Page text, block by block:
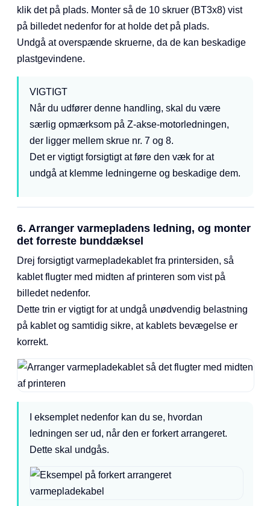
klik det på plads. Monter så de 10 skruer (BT3x8) vist
på billedet nedenfor for at holde det på plads.
Undgå at overspænde skruerne, da de kan beskadige
plastgevindene.
VIGTIGT
Når du udfører denne handling, skal du være
særlig opmærksom på Z-akse-motorledningen,
der ligger mellem skrue nr. 7 og 8.
Det er vigtigt forsigtigt at føre den væk for at
undgå at klemme ledningerne og beskadige dem.
6. Arranger varmepladens ledning, og monter
det forreste bunddæksel
Drej forsigtigt varmepladekablet fra printersiden, så
kablet flugter med midten af printeren som vist på
billedet nedenfor.
Dette trin er vigtigt for at undgå unødvendig belastning
på kablet og samtidig sikre, at kablets bevægelse er
korrekt.
I eksemplet nedenfor kan du se, hvordan
ledningen ser ud, når den er forkert arrangeret.
Dette skal undgås.